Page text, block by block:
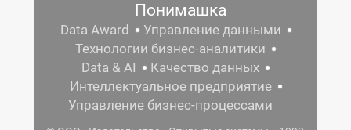
Понимашка
Data Award
Управление данными
Технологии бизнес-аналитики
Data & AI
Качество данных
Интеллектуальное предприятие
Управление бизнес-процессами